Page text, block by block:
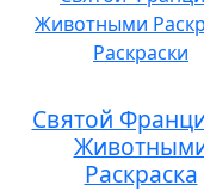
Святой
Раскраска